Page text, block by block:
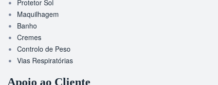
Protetor Sol
Maquilhagem
Banho
Cremes
Controlo de Peso
Vias Respiratórias
Apoio ao Cliente